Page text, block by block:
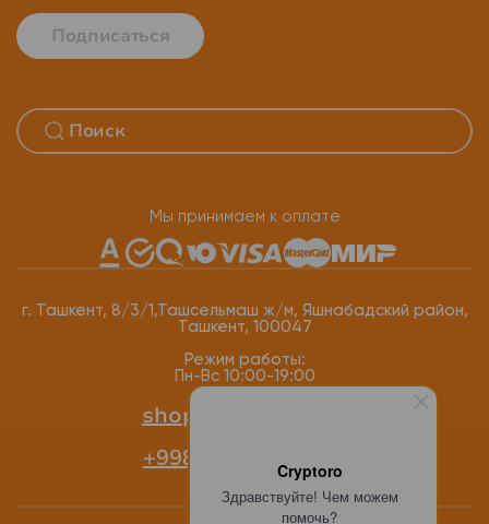
Cryptoro
Здравствуйте! Чем можем
помочь?
Подписаться
Мы принимаем к оплате
г. Ташкент, 8/3/1,Ташсельмаш ж/м, Яшнабадский район,
Ташкент, 100047
Режим работы:
Пн-Вс 10:00-19:00
shop@cryptoro.uz
+998 77 118-12-34